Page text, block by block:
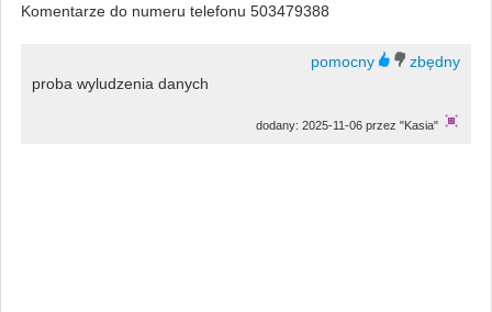
Komentarze do numeru telefonu 503479388
proba wyludzenia danych
dodany: 2025-11-06 przez "Kasia"